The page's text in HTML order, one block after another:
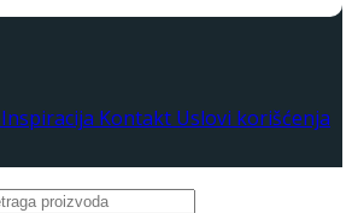
Inspiracija Kontakt Uslovi korišćenja